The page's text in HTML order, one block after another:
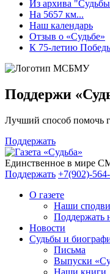
Из архива
На 5657 км...
Наш календарь
Отзыв о «Судьбе»
К 75-летию
Поддержи
Лучший способ помочь
Поддержать
Единственное в мире
Поддержать +7(902)-
О газете
Наши
Поддержать
Новости
Судьбы и
Письма
Выпуски